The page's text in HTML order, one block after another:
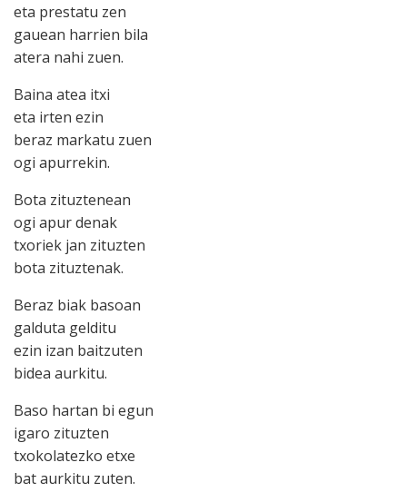
eta prestatu zen
gauean harrien bila
atera nahi zuen.
Baina atea itxi
eta irten ezin
beraz markatu zuen
ogi apurrekin.
Bota zituztenean
ogi apur denak
txoriek jan zituzten
bota zituztenak.
Beraz biak basoan
galduta gelditu
ezin izan baitzuten
bidea aurkitu.
Baso hartan bi egun
igaro zituzten
txokolatezko etxe
bat aurkitu zuten.